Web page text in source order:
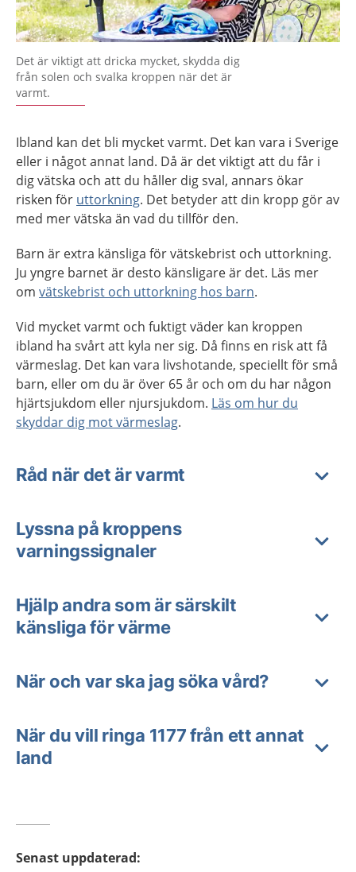
Det är viktigt att dricka mycket, skydda dig
från solen och svalka kroppen när det är
varmt.
Ibland kan det bli mycket varmt. Det kan vara i Sverige
eller i något annat land. Då är det viktigt att du får i
dig vätska och att du håller dig sval, annars ökar
risken för uttorkning. Det betyder att din kropp gör av
med mer vätska än vad du tillför den.
Barn är extra känsliga för vätskebrist och uttorkning.
Ju yngre barnet är desto känsligare är det. Läs mer
om vätskebrist och uttorkning hos barn.
Vid mycket varmt och fuktigt väder kan kroppen
ibland ha svårt att kyla ner sig. Då finns en risk att få
värmeslag. Det kan vara livshotande, speciellt för små
barn, eller om du är över 65 år och om du har någon
hjärtsjukdom eller njursjukdom. Läs om hur du
skyddar dig mot värmeslag.
Råd när det är varmt
Lyssna på kroppens
varningssignaler
Hjälp andra som är särskilt
känsliga för värme
När och var ska jag söka vård?
När du vill ringa 1177 från ett annat
land
Senast uppdaterad: